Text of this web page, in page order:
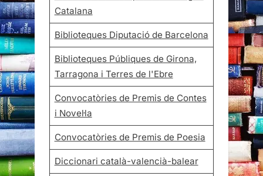
Catalana
Biblioteques Diputació de Barcelona
Biblioteques Públiques de Girona,
Tarragona i Terres de l'Ebre
Convocatòries de Premis de Contes
i Novel·la
Convocatòries de Premis de Poesia
Diccionari català-valencià-balear